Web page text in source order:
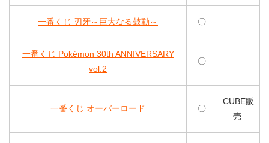
一番くじ 刃牙～巨大なる鼓動～ 〇
一番くじ Pokémon 30th ANNIVERSARY
vol.2
〇
一番くじ オーバーロード 〇
CUBE販
売